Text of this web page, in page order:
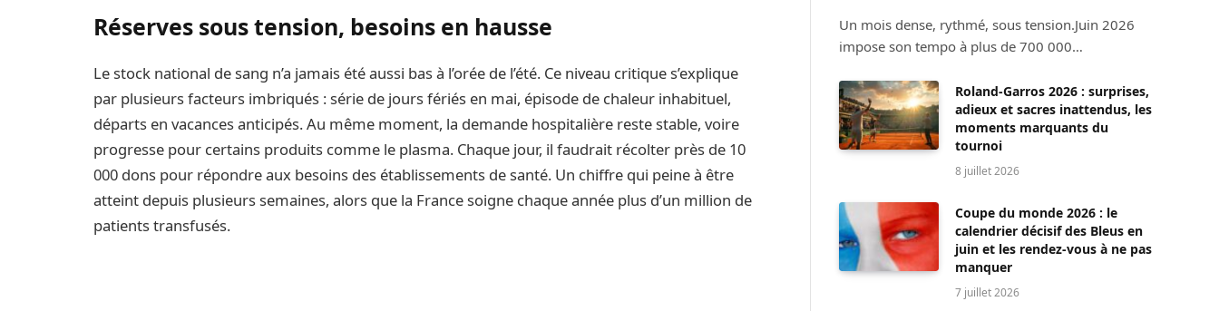
Réserves sous tension, besoins en hausse
Le stock national de sang n’a jamais été aussi bas à l’orée de l’été. Ce niveau critique s’explique
par plusieurs facteurs imbriqués : série de jours fériés en mai, épisode de chaleur inhabituel,
départs en vacances anticipés. Au même moment, la demande hospitalière reste stable, voire
progresse pour certains produits comme le plasma. Chaque jour, il faudrait récolter près de 10
000 dons pour répondre aux besoins des établissements de santé. Un chiffre qui peine à être
atteint depuis plusieurs semaines, alors que la France soigne chaque année plus d’un million de
patients transfusés.
Un mois dense, rythmé, sous tension.Juin 2026
impose son tempo à plus de 700 000…
Roland-Garros 2026 : surprises,
adieux et sacres inattendus, les
moments marquants du
tournoi
8 juillet 2026
Coupe du monde 2026 : le
calendrier décisif des Bleus en
juin et les rendez-vous à ne pas
manquer
7 juillet 2026